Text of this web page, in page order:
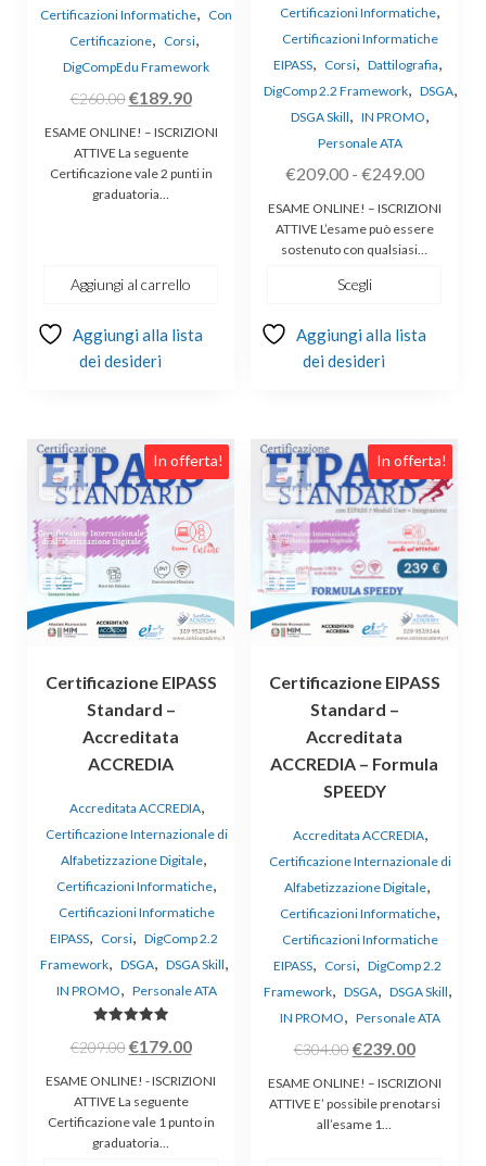
Certificazioni Informatiche, Con
Certificazione, Corsi,
DigCompEdu Framework
€260.00 Il
prezzo
originale
era:
€260.00.
€189.90Il
prezzo
è:
ESAME ONLINE! – ISCRIZIONI
ATTIVE La seguente
Certificazione vale 2 punti in
graduatoria…
Aggiungi al carrello
Aggiungi alla lista
dei desideri
Certificazioni Informatiche,
Certificazioni Informatiche
EIPASS, Corsi, Dattilografia,
DigComp 2.2 Framework, DSGA,
DSGA Skill, IN PROMO,
Personale ATA
€209.00 - €249.00Fascia
di
prezzo:
da
€249.00
ESAME ONLINE! – ISCRIZIONI
ATTIVE L’esame può essere
sostenuto con qualsiasi…
Scegli
Aggiungi alla lista
dei desideri
In offerta!
Certificazione EIPASS
Standard –
Accreditata
ACCREDIA
Accreditata ACCREDIA,
Certificazione Internazionale di
Alfabetizzazione Digitale,
Certificazioni Informatiche,
Certificazioni Informatiche
EIPASS, Corsi, DigComp 2.2
Framework, DSGA, DSGA Skill,
IN PROMO, Personale ATA
5.00
€209.00 Il
prezzo
originale
era:
€209.00.
€179.00Il
prezzo
è:
ESAME ONLINE! - ISCRIZIONI
ATTIVE La seguente
Certificazione vale 1 punto in
graduatoria…
Questo
prodotto
più
varianti.
Le
opzioni
possono
scelte
In offerta!
Certificazione EIPASS
Standard –
Accreditata
ACCREDIA – Formula
SPEEDY
Accreditata ACCREDIA,
Certificazione Internazionale di
Alfabetizzazione Digitale,
Certificazioni Informatiche,
Certificazioni Informatiche
EIPASS, Corsi, DigComp 2.2
Framework, DSGA, DSGA Skill,
IN PROMO, Personale ATA
€304.00Il
prezzo
originale
era:
€239.00Il
prezzo
attuale
ESAME ONLINE! – ISCRIZIONI
ATTIVE E’ possibile prenotarsi
all’esame 1…